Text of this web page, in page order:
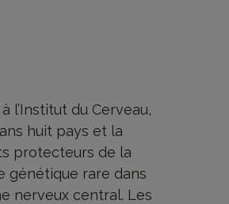
l’Institut du Cerveau,
huit pays et la
protecteurs de la
génétique rare dans
nerveux central. Les